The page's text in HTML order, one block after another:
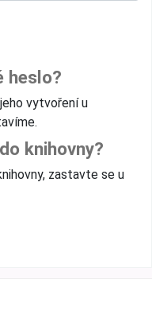
heslo?
vytvoření u
knihovny?
zastavte se u